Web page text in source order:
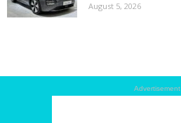
August 5, 2026
Advertisement